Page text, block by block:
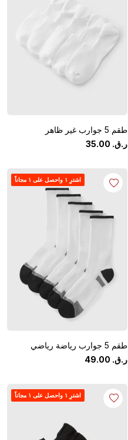
طقم 5 جوارب غير ظاهر
ر.ق.
35.00
اشترِ ١ واحصل على ١ مجاناً
طقم 5 جوارب رياضة رياضي
ر.ق.
49.00
اشترِ ١ واحصل على ١ مجاناً